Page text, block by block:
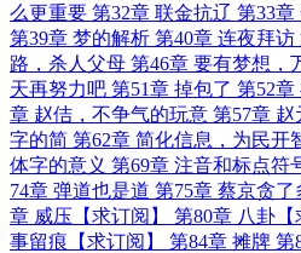
么更重要 第32章 联金抗辽 第33章
第39章 梦的解析 第40章 连夜拜访
路，杀人父母 第46章 要有梦想，
天再努力吧 第51章 掉包了 第52章
章 赵佶，不争气的玩意 第57章 赵
字的简 第62章 简化信息，为民开
体字的意义 第69章 注音和标点符
74章 弹道也是道 第75章 蔡京贪了
章 威压【求订阅】
第80章 八卦【
事留痕【求订阅】
第84章 摊牌 第